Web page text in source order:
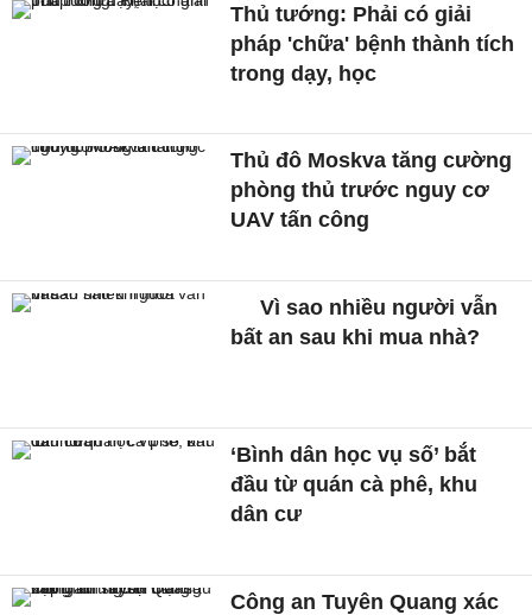
Thủ tướng: Phải có giải
pháp 'chữa' bệnh thành tích
trong dạy, học
Thủ đô Moskva tăng cường
phòng thủ trước nguy cơ
UAV tấn công
Vì sao nhiều người vẫn
bất an sau khi mua nhà?
‘Bình dân học vụ số’ bắt
đầu từ quán cà phê, khu
dân cư
Công an Tuyên Quang xác